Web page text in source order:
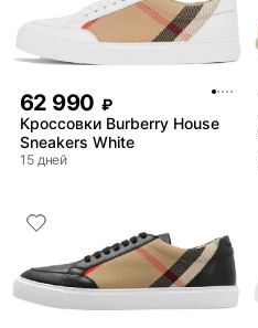
62 990 ₽
Кроссовки Burberry House
Sneakers White
15 дней